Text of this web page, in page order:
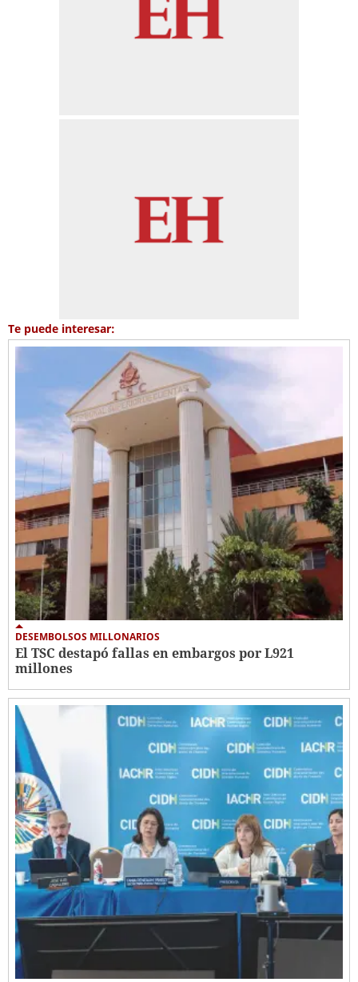
Te puede interesar:
DESEMBOLSOS MILLONARIOS
El TSC destapó fallas en embargos por L921
millones